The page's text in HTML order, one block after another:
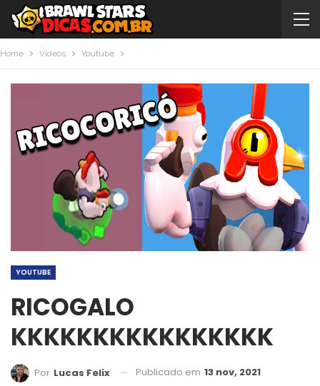
Home Videos Youtube
YOUTUBE
RICOGALO
KKKKKKKKKKKKKKKK
Por Lucas Felix Publicado em 13 nov, 2021